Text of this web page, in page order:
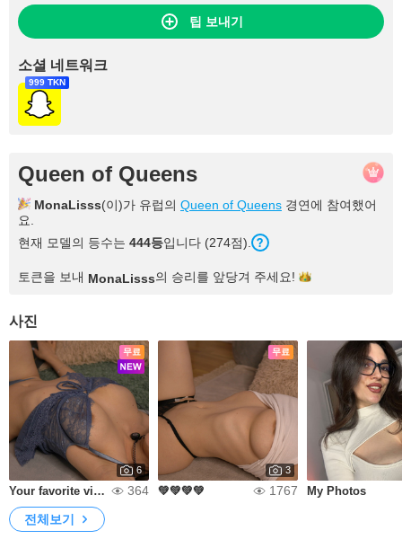
팁 보내기
소셜 네트워크
999 TKN
Queen of Queens
MonaLisss(이)가 유럽의 Queen of Queens 경연에 참여했어
요.
현재 모델의 등수는 444등입니다 (274점).
토큰을 보내 MonaLisss의 승리를 앞당겨 주세요!
사진
무료
6
Your favorite view. 🖤 364
무료
3
💚💚💚💚 1767 My Photos
전체보기